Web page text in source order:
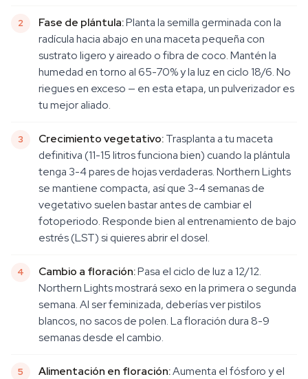
Fase de plántula:Planta la semilla germinada con la
radícula hacia abajo en una maceta pequeña con
sustrato ligero y aireado o fibra de coco. Mantén la
humedad en torno al 65-70% y la luz en ciclo 18/6. No
riegues en exceso — en esta etapa, un pulverizador es
tu mejor aliado.
Crecimiento vegetativo:Trasplanta a tu maceta
definitiva (11-15 litros funciona bien) cuando la plántula
tenga 3-4 pares de hojas verdaderas. Northern Lights
se mantiene compacta, así que 3-4 semanas de
vegetativo suelen bastar antes de cambiar el
fotoperiodo. Responde bien al entrenamiento de bajo
estrés (LST) si quieres abrir el dosel.
Cambio a floración:Pasa el ciclo de luz a 12/12.
Northern Lights mostrará sexo en la primera o segunda
semana. Al ser feminizada, deberías ver pistilos
blancos, no sacos de polen. La floración dura 8-9
semanas desde el cambio.
Alimentación en floración:Aumenta el fósforo y el